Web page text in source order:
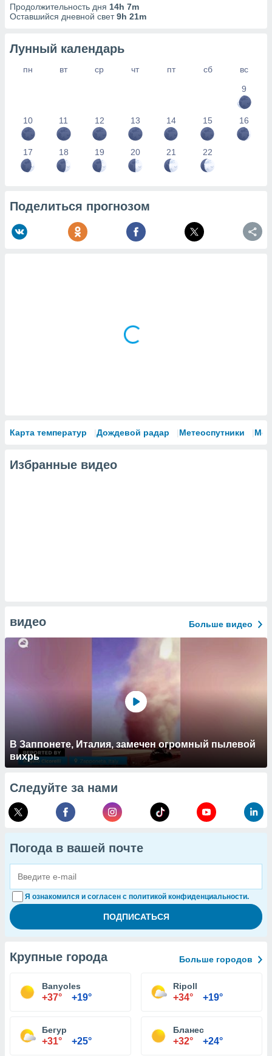
Продолжительность дня 14h 7m
Оставшийся дневной свет9h 21m
Лунный календарь
пн вт ср чт пт сб
вс
9
10 11 12 13 14 15 16
17 18 19 20 21 22
Поделиться прогнозом
Карта температур Дождевой радар Метеоспутники
Избранные видео
видео Больше видео
В Заппонете, Италия, замечен огромный пылевой
вихрь
Следуйте за нами
Погода в вашей почте
Я ознакомился и согласен с политикой конфиденциальности.
Крупные города Больше городов
Banyoles
+37° +19°
Ripoll
+34° +19°
Бегур
+31° +25°
Бланес
+32° +24°